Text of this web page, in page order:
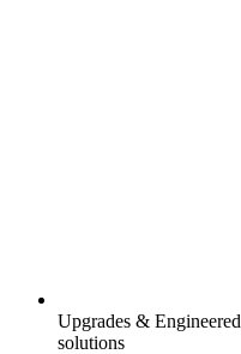
Upgrades & Engineered
solutions